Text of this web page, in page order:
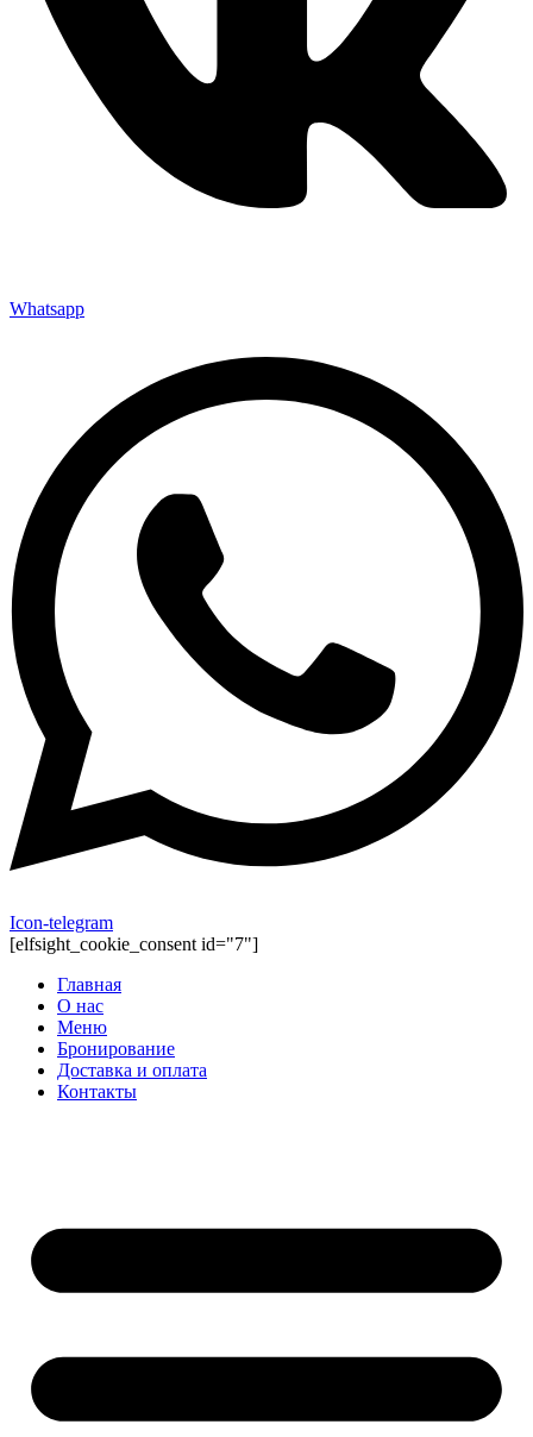
Whatsapp
Icon-telegram
[elfsight_cookie_consent id="7"]
Главная
О нас
Меню
Бронирование
Доставка и оплата
Контакты